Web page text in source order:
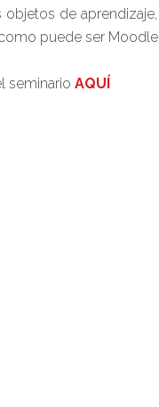
de
puede ser
seminario AQUÍ